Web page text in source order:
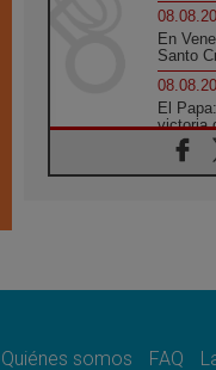
En
Santo
El
victoria
León
Quiénes somos FAQ